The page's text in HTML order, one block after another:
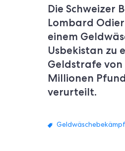
Die Schweizer
Lombard
einem
Usbekistan zu
Geldstrafe von
Millionen Pfund
verurteilt.